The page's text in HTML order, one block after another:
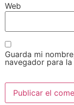
Web
Guarda mi
navegador para